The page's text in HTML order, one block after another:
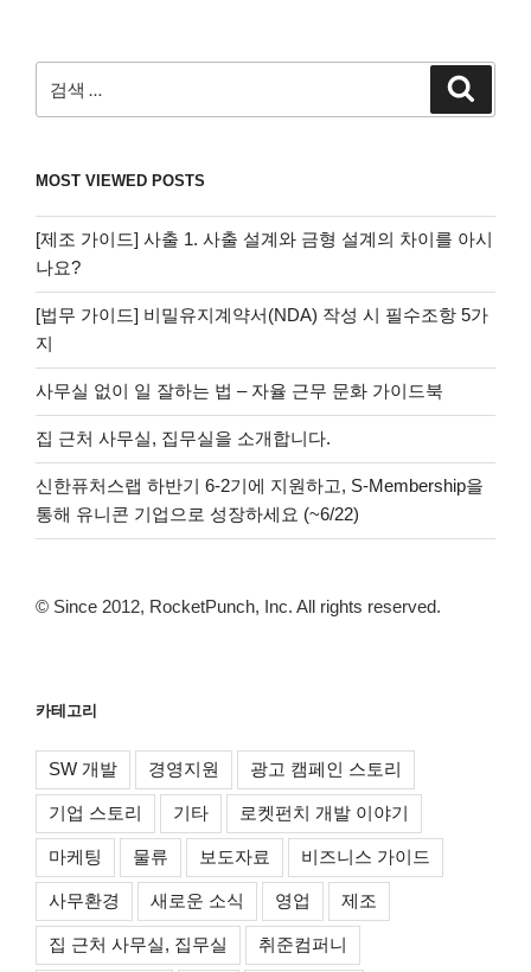
색:
MOST VIEWED POSTS
[제조 가이드] 사출 1. 사출 설계와 금형 설계의 차이를 아시
나요?
[법무 가이드] 비밀유지계약서(NDA) 작성 시 필수조항 5가
지
사무실 없이 일 잘하는 법 – 자율 근무 문화 가이드북
집 근처 사무실, 집무실을 소개합니다.
신한퓨처스랩 하반기 6-2기에 지원하고, S-Membership을
통해 유니콘 기업으로 성장하세요 (~6/22)
© Since 2012, RocketPunch, Inc. All rights reserved.
카테고리
SW 개발 경영지원 광고 캠페인 스토리
기업 스토리 기타 로켓펀치 개발 이야기
마케팅 물류 보도자료 비즈니스 가이드
사무환경 새로운 소식 영업 제조
집 근처 사무실, 집무실 취준컴퍼니